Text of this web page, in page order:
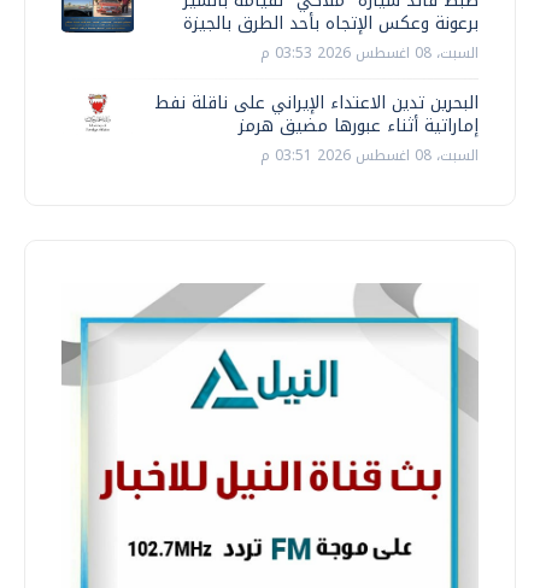
برعونة وعكس الإتجاه بأحد الطرق بالجيزة
السبت، 08 اغسطس 2026 03:53 م
البحرين تدين الاعتداء الإيراني على ناقلة نفط
إماراتية أثناء عبورها مضيق هرمز
السبت، 08 اغسطس 2026 03:51 م